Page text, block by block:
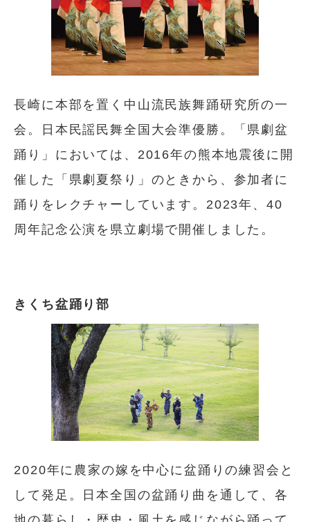
長崎に本部を置く中山流民族舞踊研究所の一
会。日本民謡民舞全国大会準優勝。「県劇盆
踊り」においては、2016年の熊本地震後に開
催した「県劇夏祭り」のときから、参加者に
踊りをレクチャーしています。2023年、40
周年記念公演を県立劇場で開催しました。
きくち盆踊り部
2020年に農家の嫁を中心に盆踊りの練習会と
して発足。日本全国の盆踊り曲を通して、各